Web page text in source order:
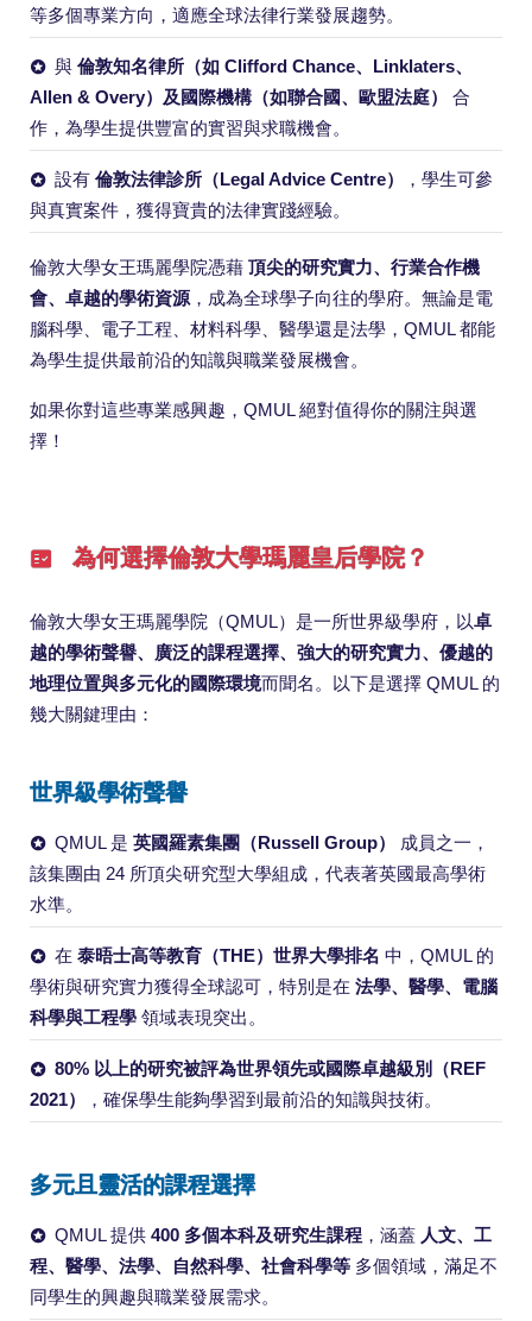
等多個專業方向，適應全球法律行業發展趨勢。
與 倫敦知名律所（如 Clifford Chance、Linklaters、
Allen & Overy）及國際機構（如聯合國、歐盟法庭）
合
作，為學生提供豐富的實習與求職機會。
設有 倫敦法律診所（Legal Advice Centre）
，學生可參
與真實案件，獲得寶貴的法律實踐經驗。
倫敦大學女王瑪麗學院憑藉 頂尖的研究實力、行業合作機
會、卓越的學術資源 ，成為全球學子向往的學府。無論是電
腦科學、電子工程、材料科學、醫學還是法學，QMUL 都能
為學生提供最前沿的知識與職業發展機會。
如果你對這些專業感興趣，QMUL 絕對值得你的關注與選
擇！
為何選擇倫敦大學瑪麗皇后學院？
倫敦大學女王瑪麗學院（QMUL）是一所世界級學府，以卓
越的學術聲譽、廣泛的課程選擇、強大的研究實力、優越的
地理位置與多元化的國際環境而聞名。以下是選擇 QMUL 的
幾大關鍵理由：
世界級學術聲譽
QMUL 是 英國羅素集團（Russell Group）
成員之一，
該集團由 24 所頂尖研究型大學組成，代表著英國最高學術
水準。
在 泰晤士高等教育（THE）世界大學排名 中，QMUL 的
學術與研究實力獲得全球認可，特別是在 法學、醫學、電腦
科學與工程學 領域表現突出。
80% 以上的研究被評為世界領先或國際卓越級別（REF
2021）
，確保學生能夠學習到最前沿的知識與技術。
多元且靈活的課程選擇
QMUL 提供 400 多個本科及研究生課程，涵蓋 人文、工
程、醫學、法學、自然科學、社會科學等 多個領域，滿足不
同學生的興趣與職業發展需求。